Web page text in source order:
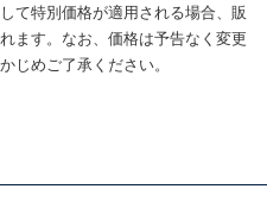
て特別価格が適用される場合、販
ます。なお、価格は予告なく変更
じめご了承ください。